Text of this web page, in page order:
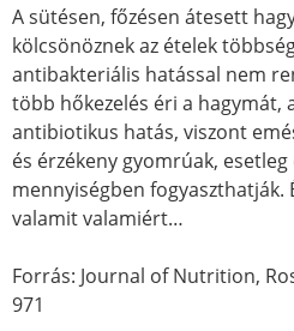
A sütésen, főzésen átesett
kölcsönöznek az ételek
antibakteriális hatással nem
több hőkezelés éri a hagymát,
antibiotikus hatás, viszont
és érzékeny gyomrúak,
mennyiségben fogyaszthatják.
valamit valamiért…
Forrás: Journal of Nutrition,
971